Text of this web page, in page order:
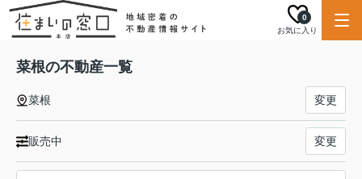
お気に入り
0
菜根の不動産一覧
菜根 変更
販売中 変更